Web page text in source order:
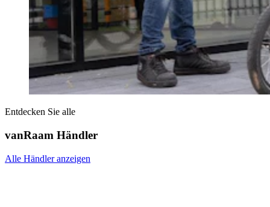
Entdecken Sie alle
vanRaam Händler
Alle Händler anzeigen